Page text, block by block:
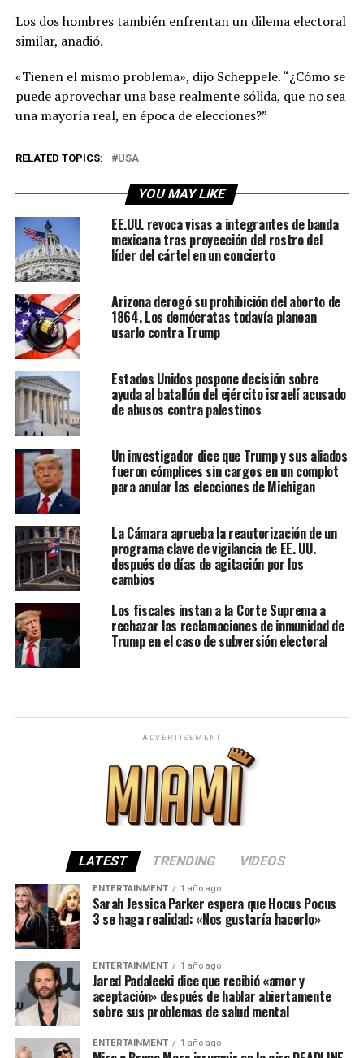
Los dos hombres también enfrentan un dilema electoral
similar, añadió.
«Tienen el mismo problema», dijo Scheppele. “¿Cómo se
puede aprovechar una base realmente sólida, que no sea
una mayoría real, en época de elecciones?”
RELATED TOPICS: USA
YOU MAY LIKE
EE.UU. revoca visas a integrantes de banda
mexicana tras proyección del rostro del
líder del cártel en un concierto
Arizona derogó su prohibición del aborto de
1864. Los demócratas todavía planean
usarlo contra Trump
Estados Unidos pospone decisión sobre
ayuda al batallón del ejército israelí acusado
de abusos contra palestinos
Un investigador dice que Trump y sus aliados
fueron cómplices sin cargos en un complot
para anular las elecciones de Michigan
La Cámara aprueba la reautorización de un
programa clave de vigilancia de EE. UU.
después de días de agitación por los
cambios
Los fiscales instan a la Corte Suprema a
rechazar las reclamaciones de inmunidad de
Trump en el caso de subversión electoral
ADVERTISEMENT
LATEST TRENDING VIDEOS
ENTERTAINMENT 1 año ago
Sarah Jessica Parker espera que Hocus Pocus
3 se haga realidad: «Nos gustaría hacerlo»
ENTERTAINMENT 1 año ago
Jared Padalecki dice que recibió «amor y
aceptación» después de hablar abiertamente
sobre sus problemas de salud mental
ENTERTAINMENT 1 año ago